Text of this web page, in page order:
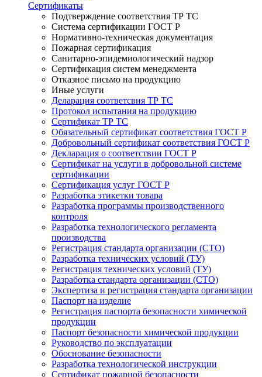
Сертификаты
Подтверждение соответствия ТР ТС
Система сертификации ГОСТ Р
Нормативно-техническая документация
Пожарная сертификация
Санитарно-эпидемиологический надзор
Сертификация систем менеджмента
Отказное письмо на продукцию
Иные услуги
Деларация соответсвия ТР ТС
Протокол испытания на продукцию
Сертификат ТР ТС
Обязательный сертификат соответствия ГОСТ Р
Добровольный сертификат соответствия ГОСТ Р
Декларация о соответствии ГОСТ Р
Сертификат на услуги в добровольной системе
сертификации
Сертификация услуг ГОСТ Р
Разработка этикетки товара
Разработка программы производственного
контроля
Разработка технологического регламента
производства
Регистрация стандарта организации (СТО)
Разработка технических условий (ТУ)
Регистрация технических условий (ТУ)
Разработка стандарта организации (СТО)
Экспертиза и регистрация стандарта организации
Паспорт на изделие
Регистрация паспорта безопасности химической
продукции
Паспорт безопасности химической продукции
Руководство по эксплуатации
Обоснование безопасности
Разработка технологической инструкции
Сертификат пожарной безопасности